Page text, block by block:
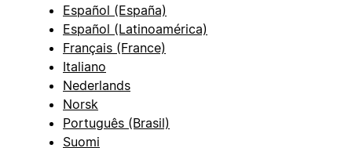
Español (España)
Español (Latinoamérica)
Français (France)
Italiano
Nederlands
Norsk
Português (Brasil)
Suomi